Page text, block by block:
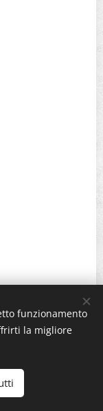
funzionamento
la migliore